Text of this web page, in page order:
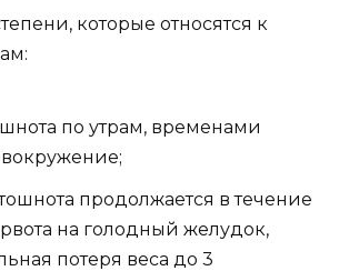
которые относятся к
по утрам, временами
продолжается в течение
на голодный желудок,
потеря веса до 3